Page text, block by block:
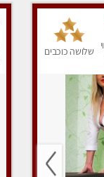
שלושה כוכבים